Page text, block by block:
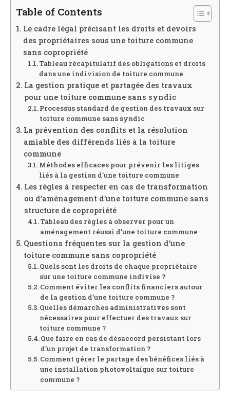
Table of Contents
Le cadre légal précisant les droits et devoirs
des propriétaires sous une toiture commune
sans copropriété
Tableau récapitulatif des obligations et droits
dans une indivision de toiture commune
La gestion pratique et partagée des travaux
pour une toiture commune sans syndic
Processus standard de gestion des travaux sur
toiture commune sans syndic
La prévention des conflits et la résolution
amiable des différends liés à la toiture
commune
Méthodes efficaces pour prévenir les litiges
liés à la gestion d’une toiture commune
Les règles à respecter en cas de transformation
ou d’aménagement d’une toiture commune sans
structure de copropriété
Tableau des règles à observer pour un
aménagement réussi d’une toiture commune
Questions fréquentes sur la gestion d’une
toiture commune sans copropriété
Quels sont les droits de chaque propriétaire
sur une toiture commune indivise ?
Comment éviter les conflits financiers autour
de la gestion d’une toiture commune ?
Quelles démarches administratives sont
nécessaires pour effectuer des travaux sur
toiture commune ?
Que faire en cas de désaccord persistant lors
d’un projet de transformation ?
Comment gérer le partage des bénéfices liés à
une installation photovoltaïque sur toiture
commune ?